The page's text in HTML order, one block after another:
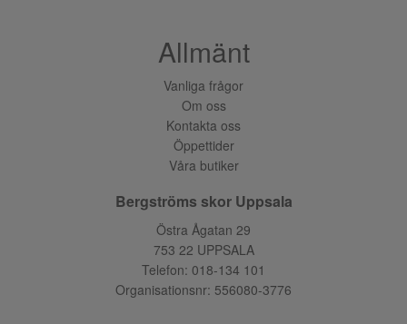
Allmänt
Vanliga frågor
Om oss
Kontakta oss
Öppettider
Våra butiker
Bergströms skor Uppsala
Östra Ågatan 29
753 22 UPPSALA
Telefon: 018-134 101
Organisationsnr: 556080-3776